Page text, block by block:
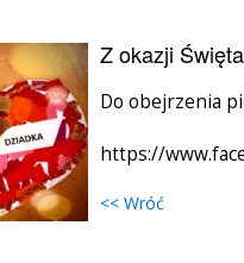
Z okazji
Do obejrzenia
https://
<< Wróć